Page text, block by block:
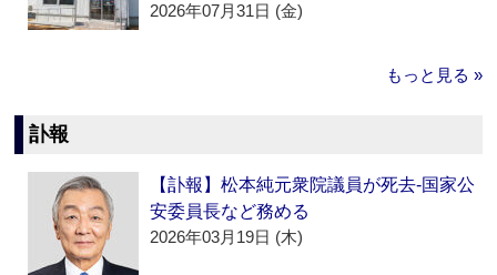
2026年07月31日 (金)
もっと見る »
訃報
【訃報】松本純元衆院議員が死去‐国家公
安委員長など務める
2026年03月19日 (木)